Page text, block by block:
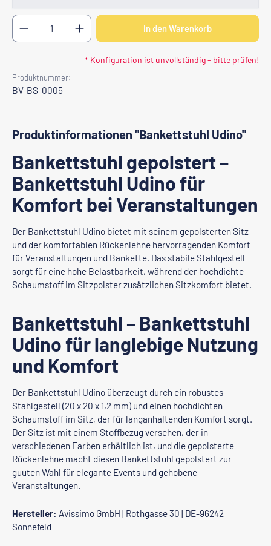
Produkt Anzahl: Gib den gewünschten Wert ein
In den Warenkorb
* Konfiguration ist unvollständig - bitte prüfen!
Produktnummer:
BV-BS-0005
Produktinformationen "Bankettstuhl Udino"
Bankettstuhl gepolstert –
Bankettstuhl Udino für
Komfort bei Veranstaltungen
Der Bankettstuhl Udino bietet mit seinem gepolsterten Sitz
und der komfortablen Rückenlehne hervorragenden Komfort
für Veranstaltungen und Bankette. Das stabile Stahlgestell
sorgt für eine hohe Belastbarkeit, während der hochdichte
Schaumstoff im Sitzpolster zusätzlichen Sitzkomfort bietet.
Bankettstuhl – Bankettstuhl
Udino für langlebige Nutzung
und Komfort
Der Bankettstuhl Udino überzeugt durch ein robustes
Stahlgestell (20 x 20 x 1,2 mm) und einen hochdichten
Schaumstoff im Sitz, der für langanhaltenden Komfort sorgt.
Der Sitz ist mit einem Stoffbezug versehen, der in
verschiedenen Farben erhältlich ist, und die gepolsterte
Rückenlehne macht diesen Bankettstuhl gepolstert zur
guuten Wahl für elegante Events und gehobene
Veranstaltungen.
Hersteller: Avissimo GmbH | Rothgasse 30 | DE-96242
Sonnefeld